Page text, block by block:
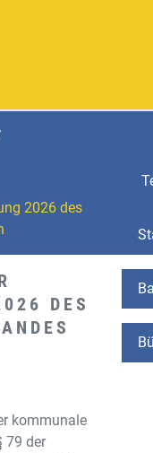
2026 des
DES
kommunale
79 der